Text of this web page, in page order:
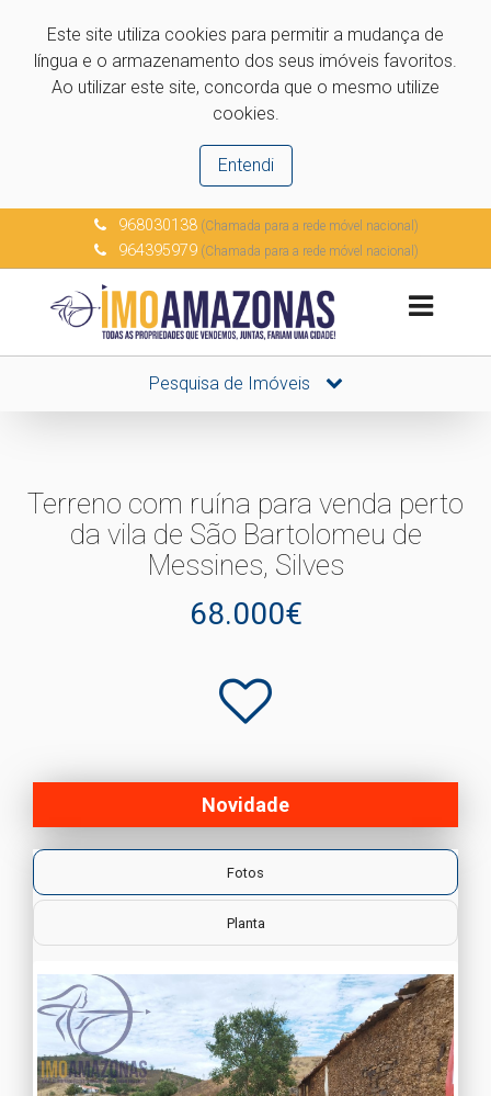
Este site utiliza cookies para permitir a mudança de
língua e o armazenamento dos seus imóveis favoritos.
Ao utilizar este site, concorda que o mesmo utilize
cookies.
Entendi
968030138 (Chamada para a rede móvel nacional)
964395979 (Chamada para a rede móvel nacional)
Pesquisa de Imóveis
Terreno com ruína para venda perto
da vila de São Bartolomeu de
Messines, Silves
68.000€
Novidade
Fotos
Planta